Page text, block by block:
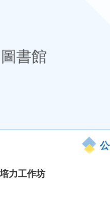
書館
力工作坊